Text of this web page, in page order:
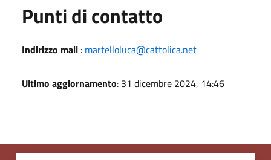
Punti di contatto
Indirizzo mail : martelloluca@cattolica.net
Ultimo aggiornamento: 31 dicembre 2024, 14:46